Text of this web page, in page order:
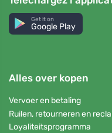
Get it on
Google Play
Alles over kopen
Vervoer en betaling
Ruilen, retourneren en
Loyaliteitsprogramma